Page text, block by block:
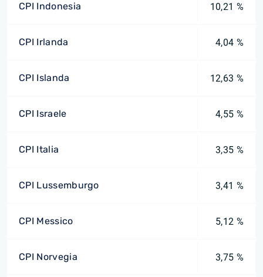
CPI Indonesia 10,21 %
CPI Irlanda 4,04 %
CPI Islanda 12,63 %
CPI Israele 4,55 %
CPI Italia 3,35 %
CPI Lussemburgo 3,41 %
CPI Messico 5,12 %
CPI Norvegia 3,75 %